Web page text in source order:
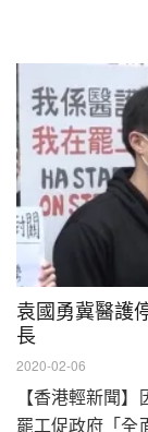
袁國勇冀醫護
長
2020-02-06
【香港輕新聞
罷工促政府「全